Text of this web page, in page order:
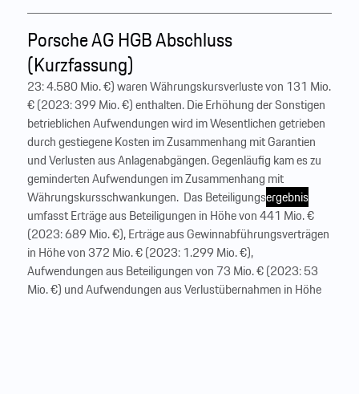
Porsche AG HGB Abschluss
(Kurzfassung)
23: 4.580 Mio. €) waren Währungskursverluste von 131 Mio.
€ (2023: 399 Mio. €) enthalten. Die Erhöhung der Sonstigen
betrieblichen Aufwendungen wird im Wesentlichen getrieben
durch gestiegene Kosten im Zusammenhang mit Garantien
und Verlusten aus Anlagenabgängen. Gegenläufig kam es zu
geminderten Aufwendungen im Zusammenhang mit
Währungskursschwankungen. ‍ Das Beteiligungsergebnis
umfasst Erträge aus Beteiligungen in Höhe von 441 Mio. €
(2023: 689 Mio. €), Erträge aus Gewinnabführungsverträgen
in Höhe von 372 Mio. € (2023: 1.299 Mio. €),
Aufwendungen aus Beteiligungen von 73 Mio. € (2023: 53
Mio. €) und Aufwendungen aus Verlustübernahmen in Höhe